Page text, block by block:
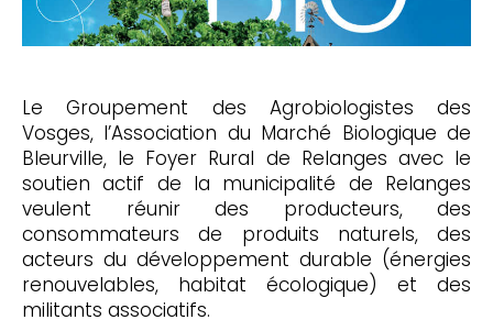
Le Groupement des Agrobiologistes des
Vosges, l’Association du Marché Biologique de
Bleurville, le Foyer Rural de Relanges avec le
soutien actif de la municipalité de Relanges
veulent réunir des producteurs, des
consommateurs de produits naturels, des
acteurs du développement durable (énergies
renouvelables, habitat écologique) et des
militants associatifs.